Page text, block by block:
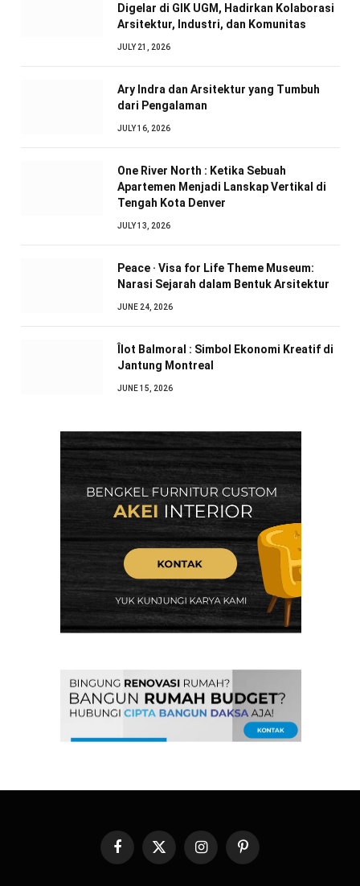
Digelar di GIK UGM, Hadirkan Kolaborasi
Arsitektur, Industri, dan Komunitas
JULY 21, 2026
Ary Indra dan Arsitektur yang Tumbuh
dari Pengalaman
JULY 16, 2026
One River North : Ketika Sebuah
Apartemen Menjadi Lanskap Vertikal di
Tengah Kota Denver
JULY 13, 2026
Peace · Visa for Life Theme Museum:
Narasi Sejarah dalam Bentuk Arsitektur
JUNE 24, 2026
Îlot Balmoral : Simbol Ekonomi Kreatif di
Jantung Montreal
JUNE 15, 2026
FacebookX
(Twitter)
InstagramPinterest